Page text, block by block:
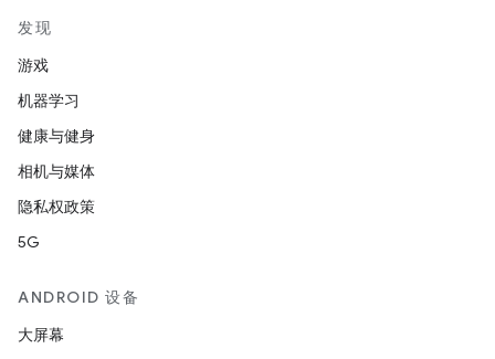
发现
游戏
机器学习
健康与健身
相机与媒体
隐私权政策
5G
ANDROID 设备
大屏幕